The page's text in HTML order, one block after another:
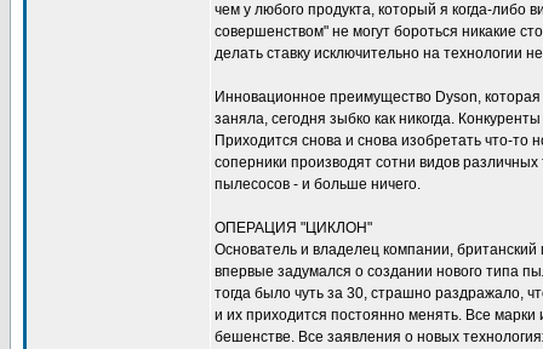
чем у любого продукта, который я когда-либо
совершенством" не могут бороться никакие
делать ставку исключительно на технологии
Инновационное преимущество Dyson,
заняла, сегодня зыбко как никогда.
Приходится снова и снова изобретать что-то
соперники производят сотни видов
пылесосов - и больше ничего.
ОПЕРАЦИЯ "ЦИКЛОН"
Основатель и владелец компании,
впервые задумался о создании нового типа
тогда было чуть за 30, страшно раздражало,
и их приходится постоянно менять. Все
бешенстве. Все заявления о новых